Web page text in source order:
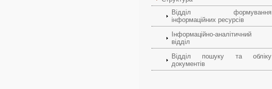
Відділ формування
інформаційних ресурсів
Інформаційно-аналітичний
відділ
Відділ пошуку та обліку
документів